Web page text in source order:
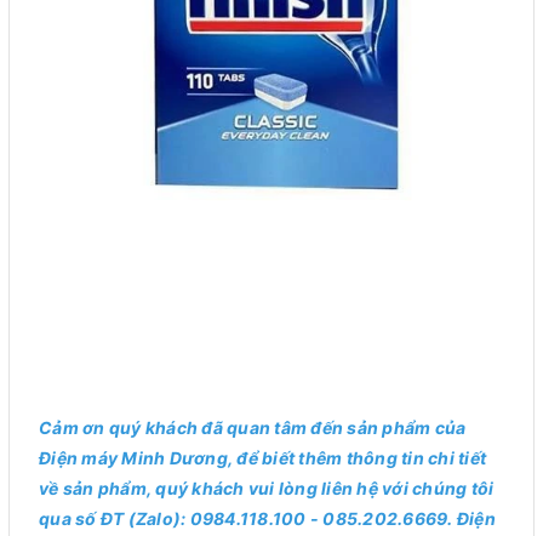
Cảm ơn quý khách đã quan tâm đến sản phẩm của
Điện máy Minh Dương, để biết thêm thông tin chi tiết
về sản phẩm, quý khách vui lòng liên hệ với chúng tôi
qua số ĐT (Zalo): 0984.118.100 - 085.202.6669. Điện